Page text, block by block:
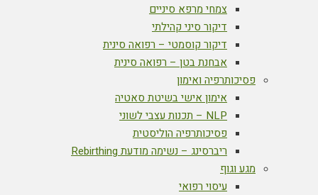
צמחי מרפא סיניים
דיקור סיני קהילתי
דיקור קוסמטי – רפואה סינית
אבחנת בטן – רפואה סינית
פסיכותרפיה ואימון
אימון אישי בשיטת סאטיה
NLP – תכנות עצבי לשוני
פסיכותרפיה הוליסטית
ריברסינג – נשימה מודעת Rebirthing
מגע וגוף
עיסוי רפואי